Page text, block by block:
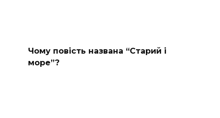
Чому повість названа “Старий і
море”?